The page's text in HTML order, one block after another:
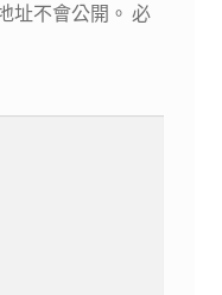
址不會公開。 必